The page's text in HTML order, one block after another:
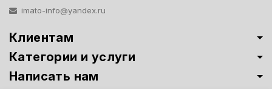
imato-info@yandex.ru
Клиентам
Категории и услуги
Написать нам